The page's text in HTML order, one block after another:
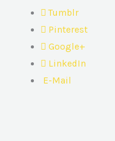
Tumblr
Pinterest
Google+
LinkedIn
E-Mail